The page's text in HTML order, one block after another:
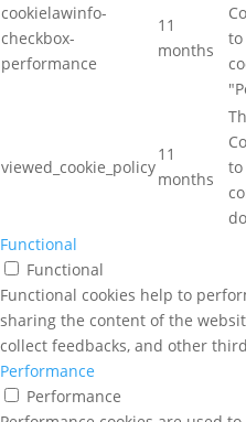
cookielawinfo-
checkbox-
performance
11
months
to
viewed_cookie_policy
11
months
to
Functional
Functional
Functional cookies help to
sharing the content of the
collect feedbacks, and other
Performance
Performance